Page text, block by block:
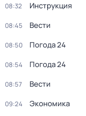
08:32 Инструкция
08:45 Вести
08:50 Погода 24
08:54 Погода 24
08:57 Вести
09:24 Экономика